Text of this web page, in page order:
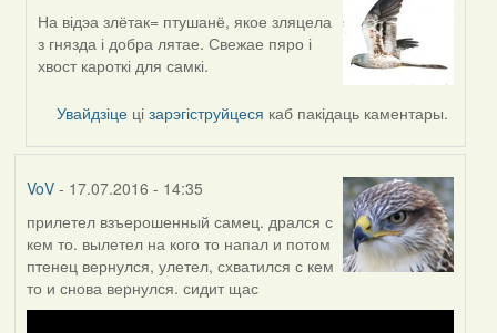
In
reply
to
VoV
На відэа злётак= птушанё, якое зляцела
з гнязда і добра лятае. Свежае пяро і
хвост кароткі для самкі.
Увайдзіце цізарэгіструйцеся каб пакідаць каментары.
VoV- 17.07.2016 - 14:35
прилетел взъерошенный самец. дрался с
кем то. вылетел на кого то напал и потом
птенец вернулся, улетел, схватился с кем
то и снова вернулся. сидит щас